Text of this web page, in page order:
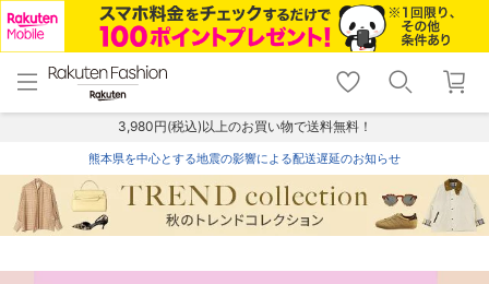
menu home
トップ
shopping_cart lock_outline
ログイン
3,980円(税込)以上のお買い物で送料無料！
熊本県を中心とする地震の影響による配送遅延のお知らせ